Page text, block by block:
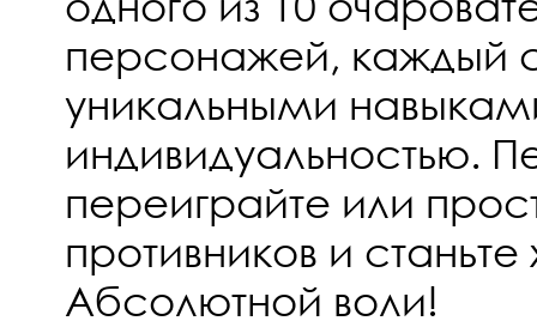
персонажей, каждый
уникальными
индивидуальностью.
переиграйте или
противников и
Абсолютной воли!